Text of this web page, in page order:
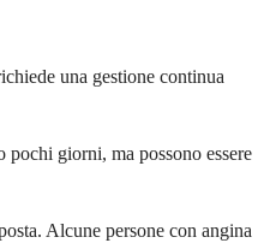
una gestione continua
giorni, ma possono essere
Alcune persone con angina